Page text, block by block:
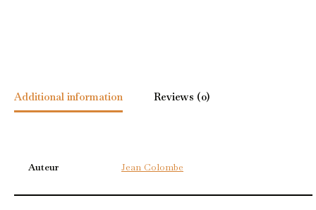
Additional information Reviews (0)
Auteur Jean Colombe